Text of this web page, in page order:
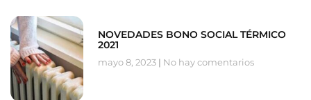
NOVEDADES BONO SOCIAL TÉRMICO
2021
mayo 8, 2023 No hay comentarios